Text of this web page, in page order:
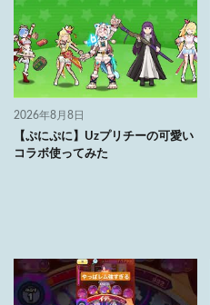
2026年8月8日
【ぷにぷに】Uzプリチーの可愛い
コラボ使ってみた